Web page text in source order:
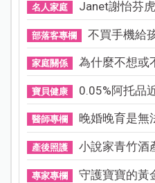
名人家庭 Janet謝怡芬
部落客專欄 不買手機給
家庭關係 為什麼不想或
寶貝健康 0.05%阿托品
醫師專欄 晚婚晚育是無
產後照護 小說家青竹酒
專家專欄 守護寶寶的黃